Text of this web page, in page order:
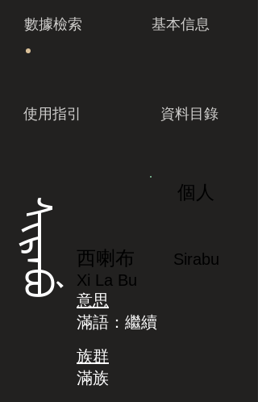
數據檢索 基本信息
使用指引 資料目錄
ᠰᡳᡵᠠᠪᡠ
個人
西喇布
Sirabu
Xi La Bu
意思
滿語：繼續
族群
滿族